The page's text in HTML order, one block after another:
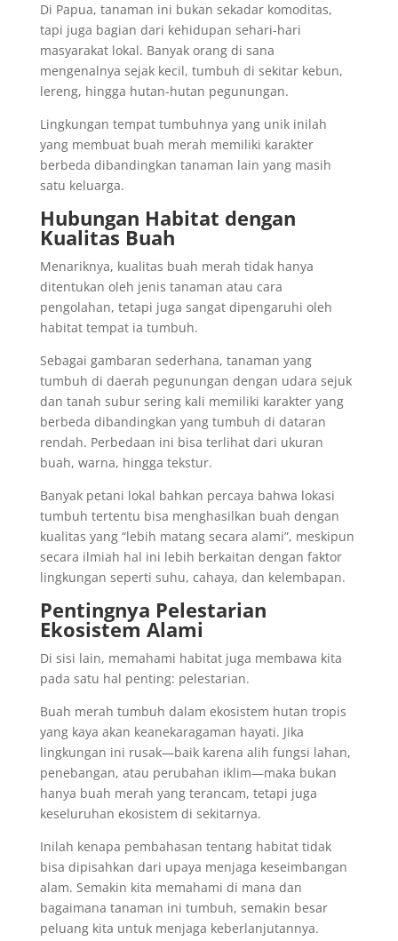
Di Papua, tanaman ini bukan sekadar komoditas,
tapi juga bagian dari kehidupan sehari-hari
masyarakat lokal. Banyak orang di sana
mengenalnya sejak kecil, tumbuh di sekitar kebun,
lereng, hingga hutan-hutan pegunungan.
Lingkungan tempat tumbuhnya yang unik inilah
yang membuat buah merah memiliki karakter
berbeda dibandingkan tanaman lain yang masih
satu keluarga.
Hubungan Habitat dengan
Kualitas Buah
Menariknya, kualitas buah merah tidak hanya
ditentukan oleh jenis tanaman atau cara
pengolahan, tetapi juga sangat dipengaruhi oleh
habitat tempat ia tumbuh.
Sebagai gambaran sederhana, tanaman yang
tumbuh di daerah pegunungan dengan udara sejuk
dan tanah subur sering kali memiliki karakter yang
berbeda dibandingkan yang tumbuh di dataran
rendah. Perbedaan ini bisa terlihat dari ukuran
buah, warna, hingga tekstur.
Banyak petani lokal bahkan percaya bahwa lokasi
tumbuh tertentu bisa menghasilkan buah dengan
kualitas yang “lebih matang secara alami”, meskipun
secara ilmiah hal ini lebih berkaitan dengan faktor
lingkungan seperti suhu, cahaya, dan kelembapan.
Pentingnya Pelestarian
Ekosistem Alami
Di sisi lain, memahami habitat juga membawa kita
pada satu hal penting: pelestarian.
Buah merah tumbuh dalam ekosistem hutan tropis
yang kaya akan keanekaragaman hayati. Jika
lingkungan ini rusak—baik karena alih fungsi lahan,
penebangan, atau perubahan iklim—maka bukan
hanya buah merah yang terancam, tetapi juga
keseluruhan ekosistem di sekitarnya.
Inilah kenapa pembahasan tentang habitat tidak
bisa dipisahkan dari upaya menjaga keseimbangan
alam. Semakin kita memahami di mana dan
bagaimana tanaman ini tumbuh, semakin besar
peluang kita untuk menjaga keberlanjutannya.